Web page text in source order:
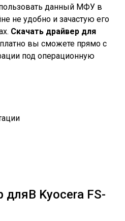
данный МФУ в
не удобно и зачастую его
Скачать драйвер для
вы сможете прямо с
под операционную
дляВ Kyocera FS-